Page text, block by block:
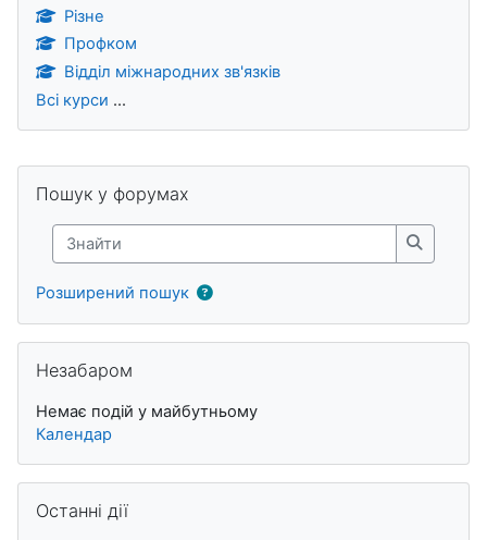
Різне
Профком
Відділ міжнародних зв'язків
Всі курси ...
Блоки
Пошук у форумах
Знайти
Знайти
Розширений пошук
Незабаром
Немає подій у майбутньому
Календар
Останні дії